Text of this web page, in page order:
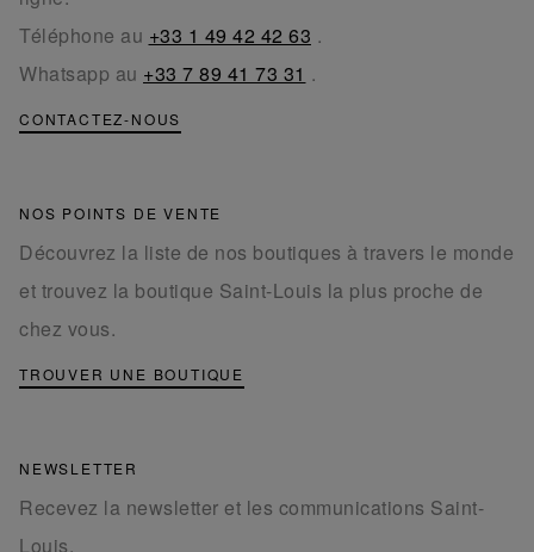
Téléphone au +33 1 49 42 42 63 .
Whatsapp au +33 7 89 41 73 31 .
CONTACTEZ-NOUS
NOS POINTS DE VENTE
Découvrez la liste de nos boutiques à travers le monde
et trouvez la boutique Saint-Louis la plus proche de
chez vous.
TROUVER UNE BOUTIQUE
NEWSLETTER
Recevez la newsletter et les communications Saint-
Louis.